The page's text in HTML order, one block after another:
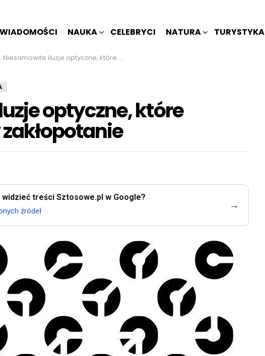
WIADOMOŚCI NAUKA CELEBRYCI NATURA TURYSTYKA
Niesamowite iluzje optyczne, które wprawią Cię w zakłopotanie
optyczne, które
treści Sztosowe.pl w Google?
źródeł →